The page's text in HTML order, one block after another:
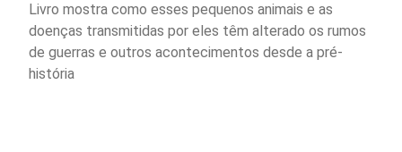
Livro mostra como esses pequenos animais e as
doenças transmitidas por eles têm alterado os rumos
de guerras e outros acontecimentos desde a pré-
história